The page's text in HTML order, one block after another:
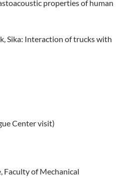
properties of human
Sika: Interaction of trucks with
Center visit)
Faculty of Mechanical